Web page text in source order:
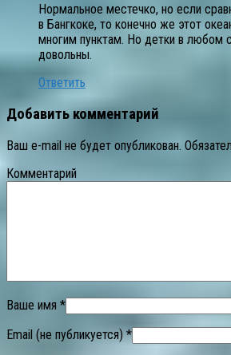
Нормальное местечко, но если
в Бангкоке, то конечно же этот
многим пунктам. Но детки в любом
довольны.
Ответить
Добавить комментарий
Ваш e-mail не будет опубликован.
Комментарий
Ваше имя *
Email (не публикуется) *